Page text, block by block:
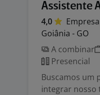
Assistente
4,0 Empresa
Goiânia - GO
A combinar
Presencial
Buscamos um
integrar nosso